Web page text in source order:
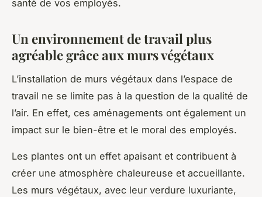
santé de vos employés.
Un environnement de travail plus
agréable grâce aux murs végétaux
L’installation de murs végétaux dans l’espace de
travail ne se limite pas à la question de la qualité de
l’air. En effet, ces aménagements ont également un
impact sur le bien-être et le moral des employés.
Les plantes ont un effet apaisant et contribuent à
créer une atmosphère chaleureuse et accueillante.
Les murs végétaux, avec leur verdure luxuriante,